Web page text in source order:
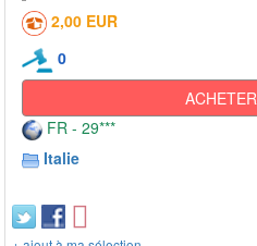
2,00 EUR
0
ACHETER
FR - 29***
Italie